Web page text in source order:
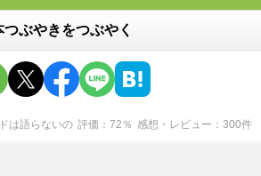
つぶやきをつぶやく
は語らないの 評価 72 ％ 感想・レビュー 300件